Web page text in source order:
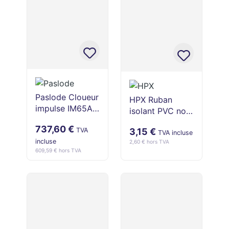
Paslode Cloueur
impulse IM65A
1.6 mm 32-63
mm)
737,60 € TVA
incluse
609,59 € hors TVA
HPX Ruban
isolant PVC noir
3,15 € TVA incluse
2,60 € hors TVA